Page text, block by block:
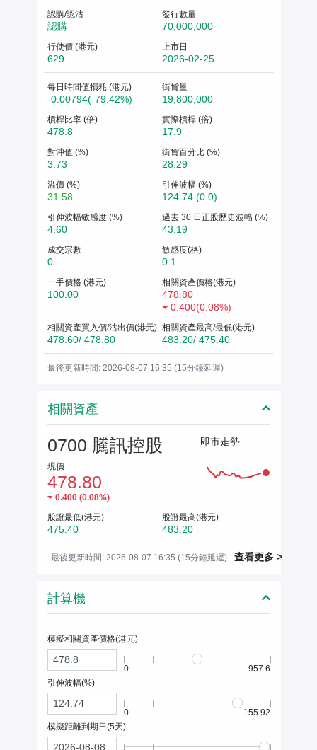
認購/認沽
認購
發行數量
70,000,000
行使價 (港元)
629
上市日
2026-02-25
每日時間值損耗 (港元)
-0.00794(-79.42%)
街貨量
19,800,000
槓桿比率 (倍)
478.8
實際槓桿 (倍)
17.9
對沖值 (%)
3.73
街貨百分比 (%)
28.29
溢價 (%)
31.58
引伸波幅 (%)
124.74 (0.0)
引伸波幅敏感度 (%)
4.60
過去 30 日正股歷史波幅 (%)
43.19
成交宗數
0
敏感度(格)
0.1
一手價格 (港元)
100.00
相關資產價格(港元)
478.80
0.400(0.08%)
相關資產買入價/沽出價(港元)
478.60/ 478.80
相關資產最高/最低(港元)
483.20/ 475.40
最後更新時間: 2026-08-07 16:35 (15分鐘延遲)
相關資產
0700 騰訊控股
現價
478.80
0.400(0.08%)
即市走勢
股證最低(港元)
475.40
股證最高(港元)
483.20
最後更新時間: 2026-08-07 16:35 (15分鐘延遲) 查看更多 >
計算機
模擬相關資產價格(港元)
0
957.6
引伸波幅(%)
0
155.92
模擬距離到期日(5天)